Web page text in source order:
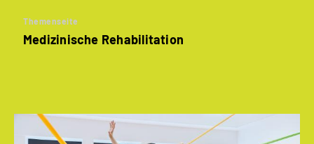
Themenseite
Medizinische Rehabilitation